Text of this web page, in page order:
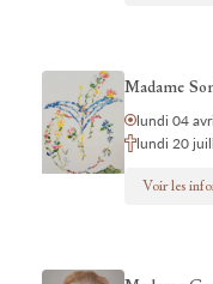
Madame
lundi 04
lundi 20
Voir les